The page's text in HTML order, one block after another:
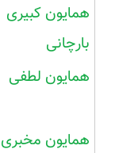
همایون کبیری
بارچانی
همایون لطفی
همایون مخبری